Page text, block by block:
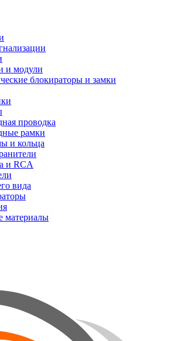
и модули
блокираторы и замки
проводка
рамки
и кольца
и RCA
вида
материалы